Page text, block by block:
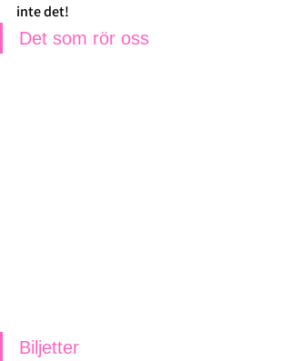
inte det!
Det som rör oss
Biljetter